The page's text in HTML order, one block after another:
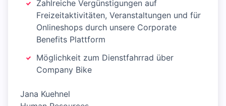
Zahlreiche Vergünstigungen auf
Freizeitaktivitäten, Veranstaltungen und für
Onlineshops durch unsere Corporate
Benefits Plattform
Möglichkeit zum Dienstfahrrad über
Company Bike
Jana Kuehnel